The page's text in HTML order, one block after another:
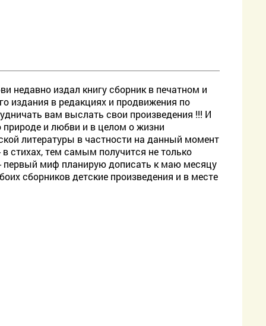
недавно издал книгу сборник в печатном и
издания в редакциях и продвижения по
вам выслать свои произведения !!! И
природе и любви и в целом о жизни
литературы в частности на данный момент
стихах, тем самым получится не только
- первый миф планирую дописать к маю месяцу
сборников детские произведения и в месте